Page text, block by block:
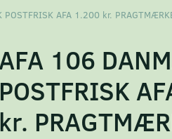
POSTFRISK AFA 1.200 kr.
106
POSTFRISK
kr.